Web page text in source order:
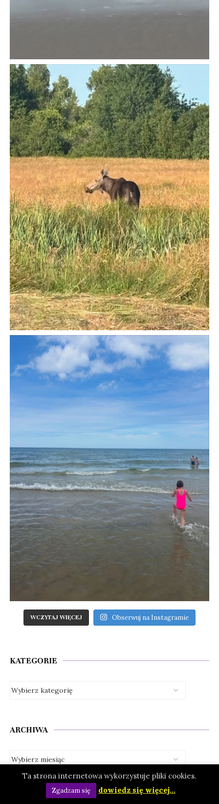
WCZYTAJ WIĘCEJ Obserwuj na Instagramie
KATEGORIE
ARCHIWA
Ta strona internetowa wykorzystuje pliki cookies.
Zgadzam się dowiedz się więcej...